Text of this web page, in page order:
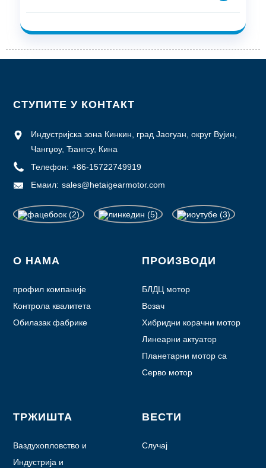
СТУПИТЕ У КОНТАКТ
Индустријска зона Кинкин, град Јаогуан, округ Вујин,
Чангџоу, Ђангсу, Кина
Телефон: +86-15722749919
Емаил: sales@hetaigearmotor.com
О НАМА
профил компаније
Контрола квалитета
Обилазак фабрике
ПРОИЗВОДИ
БЛДЦ мотор
Возач
Хибридни корачни мотор
Линеарни актуатор
Планетарни мотор са
зупчаником
Серво мотор
ТРЖИШТА
Ваздухопловство и
авијација
Индустрија и
ВЕСТИ
Случај